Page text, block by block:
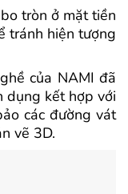
tròn ở mặt tiền
tránh hiện tượng
của NAMI đã
dụng kết hợp với
các đường vát
vẽ 3D.